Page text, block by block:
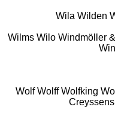
Wila Wilden
Wilms Wilo Windmöller
Wolf Wolff Wolfking